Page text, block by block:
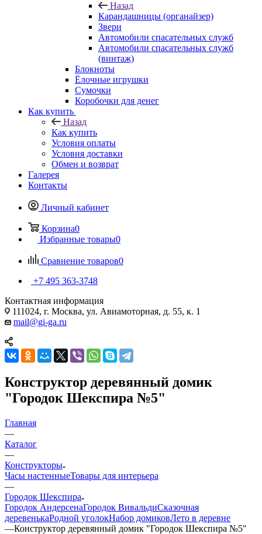
Назад
Карандашницы (органайзер)
Звери
Автомобили спасательных служб
Автомобили спасательных служб
(винтаж)
Блокноты
Ёлочные игрушки
Сумочки
Коробочки для денег
Как купить
Назад
Как купить
Условия оплаты
Условия доставки
Обмен и возврат
Галерея
Контакты
Личный кабинет
Корзина0
Избранные товары0
Сравнение товаров0
+7 495 363-3748
Контактная информация
111024, г. Москва, ул. Авиамоторная, д. 55, к. 1
mail@gi-ga.ru
Конструктор деревянный домик
"Городок Шекспира №5"
Главная
—
Каталог
—
Конструкторы
Часы настенныеТовары для интерьера
—
Городок Шекспира
Городок АндерсенаГородок ВивальдиСказочная
деревенькаРодной уголокНабор домиковЛето в деревне
—Конструктор деревянный домик "Городок Шекспира №5"